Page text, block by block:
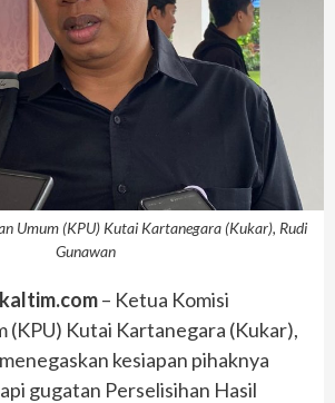
Umum (KPU) Kutai Kartanegara (Kukar), Rudi
Gunawan
– Ketua Komisi
(KPU) Kutai Kartanegara (Kukar),
kesiapan pihaknya
gugatan Perselisihan Hasil